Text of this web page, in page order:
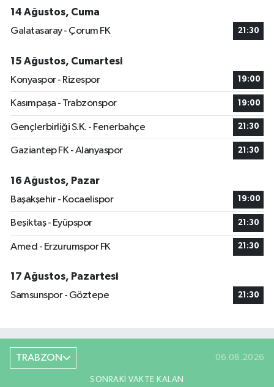
14 Ağustos, Cuma
Galatasaray - Çorum FK
21:30
15 Ağustos, Cumartesi
Konyaspor - Rizespor
19:00
Kasımpaşa - Trabzonspor 19:00
Gençlerbirliği S.K. - Fenerbahçe 21:30
Gaziantep FK - Alanyaspor 21:30
16 Ağustos, Pazar
Başakşehir - Kocaelispor
19:00
Beşiktaş - Eyüpspor 21:30
Amed - Erzurumspor FK 21:30
17 Ağustos, Pazartesi
Samsunspor - Göztepe
21:30
TRABZON 06.08.2026
SONRAKI VAKTE KALAN